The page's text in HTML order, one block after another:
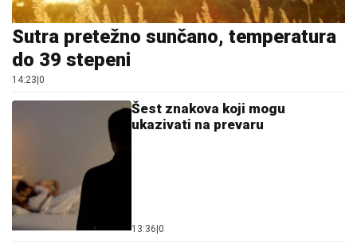
Sutra pretežno sunčano, temperatura
do 39 stepeni
14:23|0
Šest znakova koji mogu
ukazivati na prevaru
13:36|0